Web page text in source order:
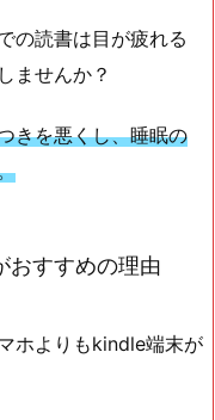
の読書は目が疲れる
ませんか？
きを悪くし、睡眠の
おすすめの理由
ホよりもkindle端末が